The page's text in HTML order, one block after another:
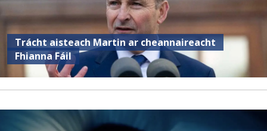
Trácht aisteach Martin ar cheannaireacht
Fhianna Fáil